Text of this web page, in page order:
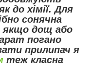
до хімії.Для
сонячна
якщо дощ або
погано
прилипач я
теж класна